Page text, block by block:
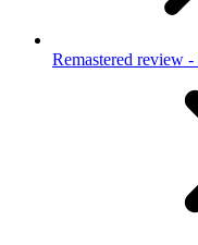
Remastered review